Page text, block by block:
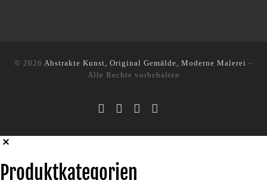
© 2026 Abstrakte Kunst, Original Gemälde, Moderne Malerei –
Alle Rechte vorbehalten
Produktkategorien